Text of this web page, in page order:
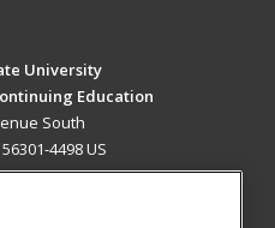
University
Education
South
4498 US